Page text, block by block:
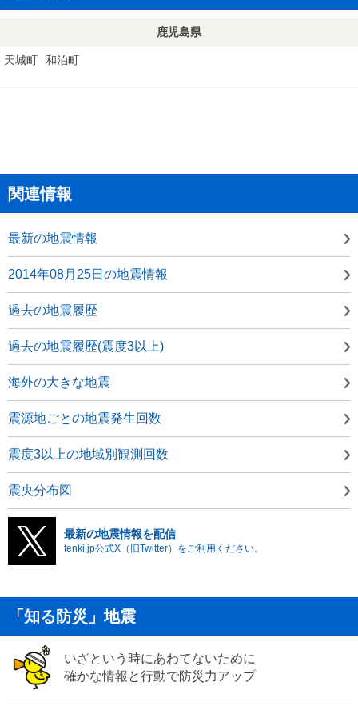
鹿児島県
天城町 和泊町
関連情報
最新の地震情報
2014年08月25日の地震情報
過去の地震履歴
過去の地震履歴(震度3以上)
海外の大きな地震
震源地ごとの地震発生回数
震度3以上の地域別観測回数
震央分布図
最新の地震情報を配信
tenki.jp公式X（旧Twitter）をご利用ください。
「知る防災」地震
いざという時にあわてないために
確かな情報と行動で防災力アップ